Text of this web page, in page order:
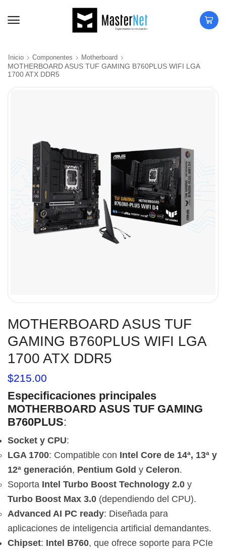
Inicio Componentes Motherboard
MOTHERBOARD ASUS TUF GAMING B760PLUS WIFI LGA
1700 ATX DDR5
MOTHERBOARD ASUS TUF
GAMING B760PLUS WIFI LGA
1700 ATX DDR5
$215.00
Especificaciones principales
MOTHERBOARD ASUS TUF GAMING
B760PLUS:
Socket y CPU:
LGA 1700: Compatible con Intel Core de 14ª, 13ª y
12ª generación, Pentium Gold y Celeron.
Soporta Intel Turbo Boost Technology 2.0 y
Turbo Boost Max 3.0 (dependiendo del CPU).
Advanced AI PC ready: Diseñada para
aplicaciones de inteligencia artificial demandantes.
Chipset: Intel B760, que ofrece soporte para PCIe